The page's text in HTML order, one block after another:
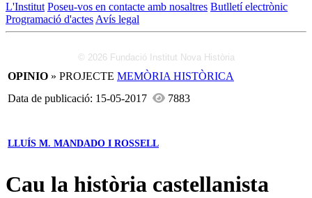
L'Institut Poseu-vos en contacte amb nosaltres Butlletí electrònic
Programació d'actes Avís legal
© 2026 Fundació Institut Nova Història
OPINIO » PROJECTE MEMÒRIA HISTÒRICA
Data de publicació: 15-05-2017
7883
LLUÍS M. MANDADO I ROSSELL
Cau la història castellanista